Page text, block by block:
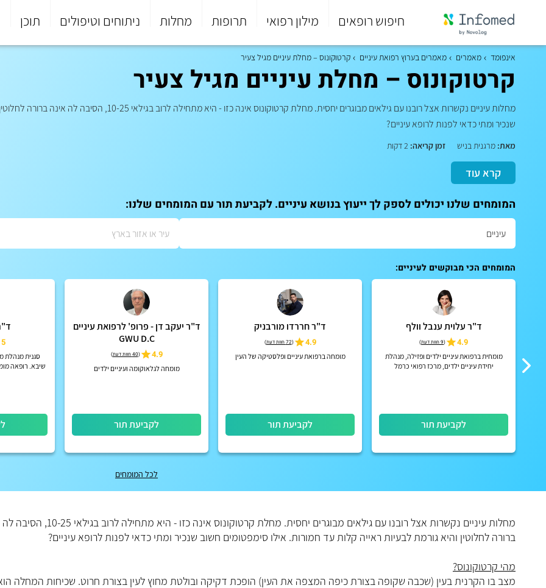
חיפוש רופאים מילון רפואי תרופות מחלות ניתוחים וטיפולים תוכן
סוף
התפריט
אינפומד מאמרים מאמרים בערוץ רפואת עיניים קרטוקונוס – מחלת עיניים מגיל צעיר
קרטוקונוס – מחלת עיניים מגיל צעיר
מחלות עיניים נקשרות אצל רובנו עם גילאים מבוגרים יחסית. מחלת
שנכיר ומתי כדאי לפנות לרופא עיניים?
מאת: מרגנית בניש זמן קריאה:
קרא עוד
המומחים שלנו יכולים לספק לך ייעוץ בנושא עיניים. לקביעת תור עם המומחים שלנו:
המומחים הכי מבוקשים לעיניים:
ד"ר עלוית ענבל וולף
4.9
(9 חוות דעת )
מומחית ברפואת עיניים ילדים ופזילה, מנהלת
יחידת עיניים ילדים, מרכז רפואי כרמל
לקביעת תור
ד"ר חררדו מורבניק
4.9
(72 חוות דעת )
מומחה ברפואת עיניים ופלסטיקה של העין
לקביעת תור
ד"ר יעקב דן - פרופ' לרפואת עיניים
GWU D.C
4.9
(40 חוות דעת )
מומחה לגלאוקומה ועיניים ילדים
לקביעת תור
5
סגנית מנהלת
שיבא. רופאה
לכל המומחים
מחלות עיניים נקשרות אצל רובנו עם גילאים מבוגרים יחסית. מחלת קרטוקונוס אינה כזו -
ברורה לחלוטין והיא גורמת לבעיות ראייה קלות עד חמורות. אילו סימפטומים חשוב שנכיר ומתי כדאי לפנות לרופא עיניים?
מהי קרטוקונוס?